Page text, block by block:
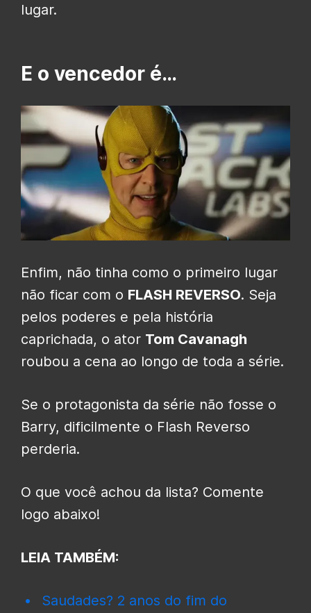
lugar.
E o vencedor é…
Enfim, não tinha como o primeiro lugar
não ficar com o FLASH REVERSO. Seja
pelos poderes e pela história
caprichada, o ator Tom Cavanagh
roubou a cena ao longo de toda a série.
Se o protagonista da série não fosse o
Barry, dificilmente o Flash Reverso
perderia.
O que você achou da lista? Comente
logo abaixo!
LEIA TAMBÉM:
Saudades? 2 anos do fim do